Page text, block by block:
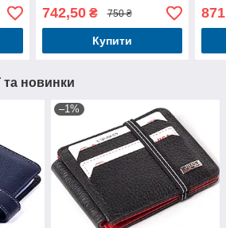
742,50₴ 750 ₴
Купити
та новинки
–1%